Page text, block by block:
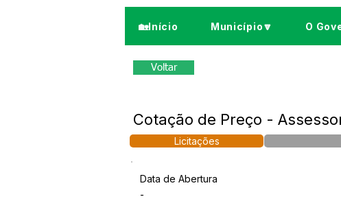
🏡Início Município🔽 O
Voltar
Cotação de Preço -
Licitações
Data de Abertura
-